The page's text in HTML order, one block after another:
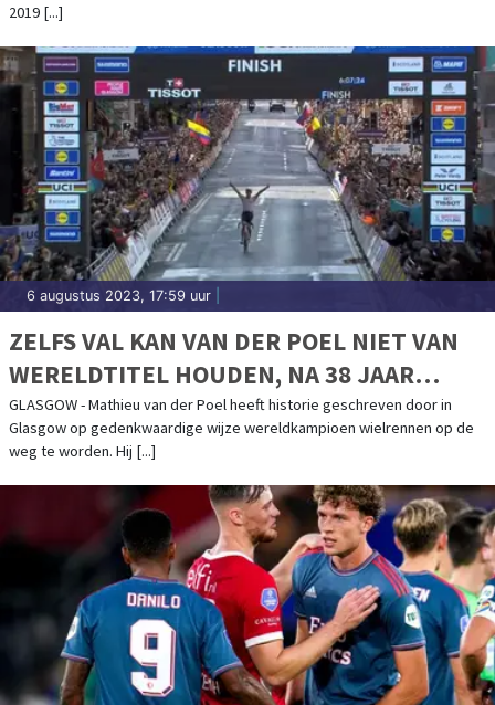
2019 [...]
6 augustus 2023, 17:59 uur
ZELFS VAL KAN VAN DER POEL NIET VAN
WERELDTITEL HOUDEN, NA 38 JAAR
EINDELIJK OPVOLGER VOOR ZOETEMELK
GLASGOW - Mathieu van der Poel heeft historie geschreven door in
Glasgow op gedenkwaardige wijze wereldkampioen wielrennen op de
weg te worden. Hij [...]